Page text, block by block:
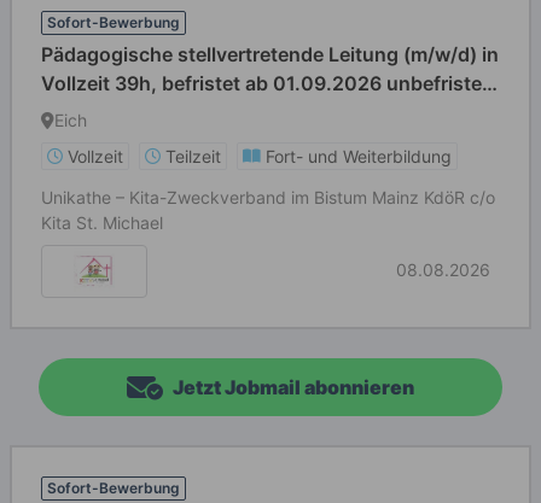
Sofort-Bewerbung
Pädagogische stellvertretende Leitung (m/w/d) in
Vollzeit 39h, befristet ab 01.09.2026 unbefristet
als pädagogische Fachkraft mit aktuell 19,5h
Eich
Vollzeit
Teilzeit
Fort- und Weiterbildung
Unikathe – Kita-Zweckverband im Bistum Mainz KdöR c/o
Kita St. Michael
08.08.2026
Jetzt Jobmail abonnieren
Sofort-Bewerbung